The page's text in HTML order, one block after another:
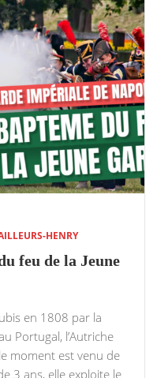
HENRY
feu de la Jeune
en 1808 par la
Portugal, l’Autriche
moment est venu de
3 ans, elle exploite le